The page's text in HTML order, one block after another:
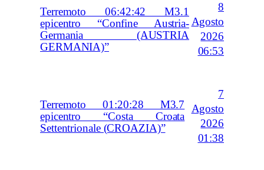
Terremoto 06:42:42 M3.1
epicentro “Confine Austria-
Germania (AUSTRIA
GERMANIA)”
8
Agosto
2026
06:53
Terremoto 01:20:28 M3.7
epicentro “Costa Croata
Settentrionale (CROAZIA)”
7
Agosto
2026
01:38